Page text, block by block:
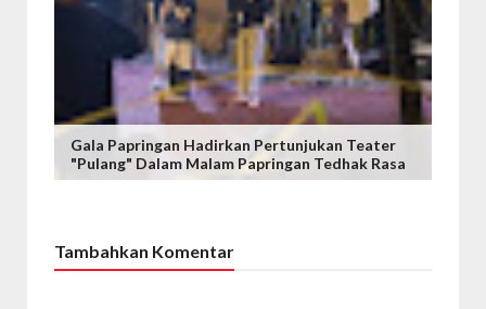
Gala Papringan Hadirkan Pertunjukan Teater
"Pulang" Dalam Malam Papringan Tedhak Rasa
Tambahkan Komentar